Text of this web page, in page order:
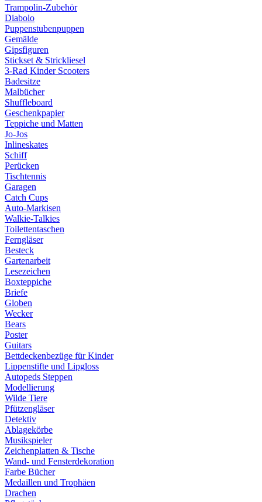
Trampolin-Zubehör
Diabolo
Puppenstubenpuppen
Gemälde
Gipsfiguren
Stickset & Strickliesel
3-Rad Kinder Scooters
Badesitze
Malbücher
Shuffleboard
Geschenkpapier
Teppiche und Matten
Jo-Jos
Inlineskates
Schiff
Perücken
Tischtennis
Garagen
Catch Cups
Auto-Markisen
Walkie-Talkies
Toilettentaschen
Ferngläser
Besteck
Gartenarbeit
Lesezeichen
Boxteppiche
Briefe
Globen
Wecker
Bears
Poster
Guitars
Bettdeckenbezüge für Kinder
Lippenstifte und Lipgloss
Autopeds Steppen
Modellierung
Wilde Tiere
Pfützengläser
Detektiv
Ablagekörbe
Musikspieler
Zeichenplatten & Tische
Wand- und Fensterdekoration
Farbe Bücher
Medaillen und Trophäen
Drachen